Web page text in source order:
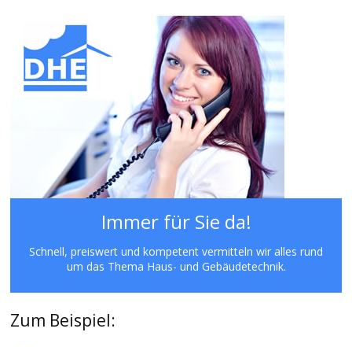
Immer für Sie da!
Schnell, preiswert und kompetent vermitteln wir alles rund
um das Thema Haus- und Gebäudetechnik.
Zum Beispiel: